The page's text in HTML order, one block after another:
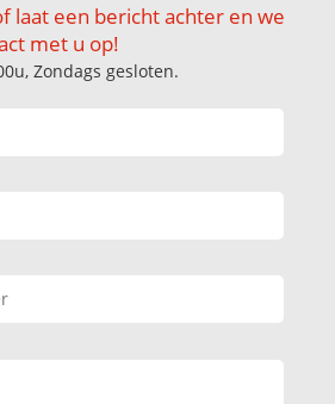
laat een bericht achter en we
met u op!
Zondags gesloten.